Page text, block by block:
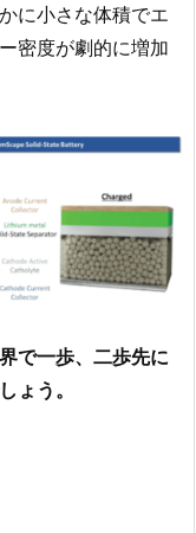
に小さな体積でエ
密度が劇的に増加
で一歩、二歩先に
ょう。